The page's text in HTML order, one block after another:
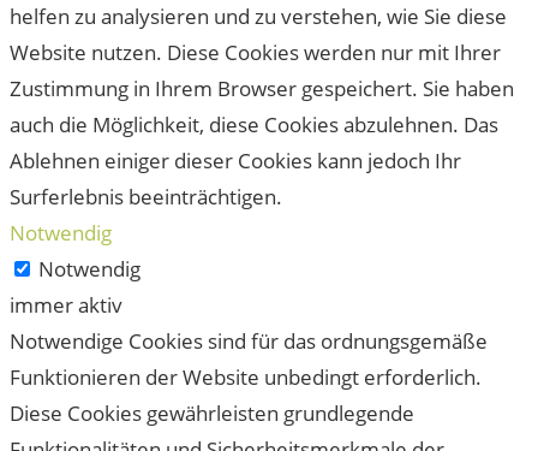
helfen zu analysieren und zu verstehen, wie Sie diese
Website nutzen. Diese Cookies werden nur mit Ihrer
Zustimmung in Ihrem Browser gespeichert. Sie haben
auch die Möglichkeit, diese Cookies abzulehnen. Das
Ablehnen einiger dieser Cookies kann jedoch Ihr
Surferlebnis beeinträchtigen.
Notwendig
Notwendig
immer aktiv
Notwendige Cookies sind für das ordnungsgemäße
Funktionieren der Website unbedingt erforderlich.
Diese Cookies gewährleisten grundlegende